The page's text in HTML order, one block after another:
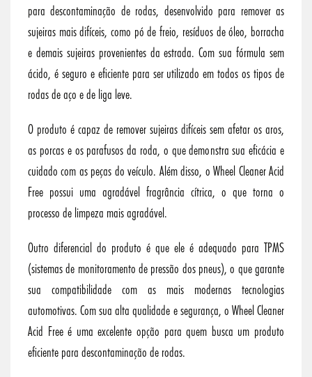
para descontaminação de rodas, desenvolvido para remover as
sujeiras mais difíceis, como pó de freio, resíduos de óleo, borracha
e demais sujeiras provenientes da estrada. Com sua fórmula sem
ácido, é seguro e eficiente para ser utilizado em todos os tipos de
rodas de aço e de liga leve.
O produto é capaz de remover sujeiras difíceis sem afetar os aros,
as porcas e os parafusos da roda, o que demonstra sua eficácia e
cuidado com as peças do veículo. Além disso, o Wheel Cleaner Acid
Free possui uma agradável fragrância cítrica, o que torna o
processo de limpeza mais agradável.
Outro diferencial do produto é que ele é adequado para TPMS
(sistemas de monitoramento de pressão dos pneus), o que garante
sua compatibilidade com as mais modernas tecnologias
automotivas. Com sua alta qualidade e segurança, o Wheel Cleaner
Acid Free é uma excelente opção para quem busca um produto
eficiente para descontaminação de rodas.